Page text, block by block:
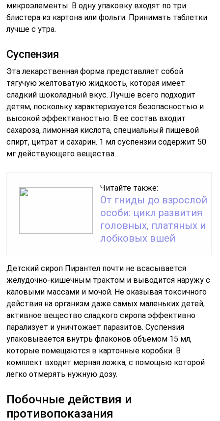
микроэлементы. В одну упаковку входят по три
блистера из картона или фольги. Принимать таблетки
лучше с утра.
Суспензия
Эта лекарственная форма представляет собой
тягучую желтоватую жидкость, которая имеет
сладкий шоколадный вкус. Лучше всего подходит
детям, поскольку характеризуется безопасностью и
высокой эффективностью. В ее состав входит
сахароза, лимонная кислота, специальный пищевой
спирт, цитрат и сахарин. 1 мл суспензии содержит 50
мг действующего вещества.
Читайте также:
От гниды до взрослой
особи: цикл развития
головных, платяных и
лобковых вшей
Детский сироп Пирантел почти не всасывается
желудочно-кишечным трактом и выводится наружу с
каловыми массами и мочой. Не оказывая токсичного
действия на организм даже самых маленьких детей,
активное вещество сладкого сиропа эффективно
парализует и уничтожает паразитов. Суспензия
упаковывается внутрь флаконов объемом 15 мл,
которые помещаются в картонные коробки. В
комплект входит мерная ложка, с помощью которой
легко отмерять нужную дозу.
Побочные действия и
противопоказания